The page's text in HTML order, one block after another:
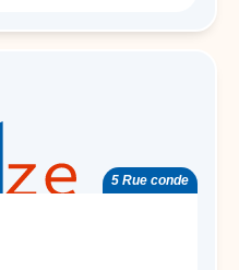
5 Rue conde